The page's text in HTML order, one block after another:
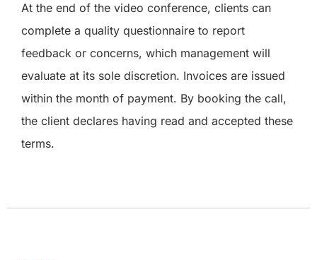
At the end of the video conference, clients can
complete a quality questionnaire to report
feedback or concerns, which management will
evaluate at its sole discretion. Invoices are issued
within the month of payment. By booking the call,
the client declares having read and accepted these
terms.